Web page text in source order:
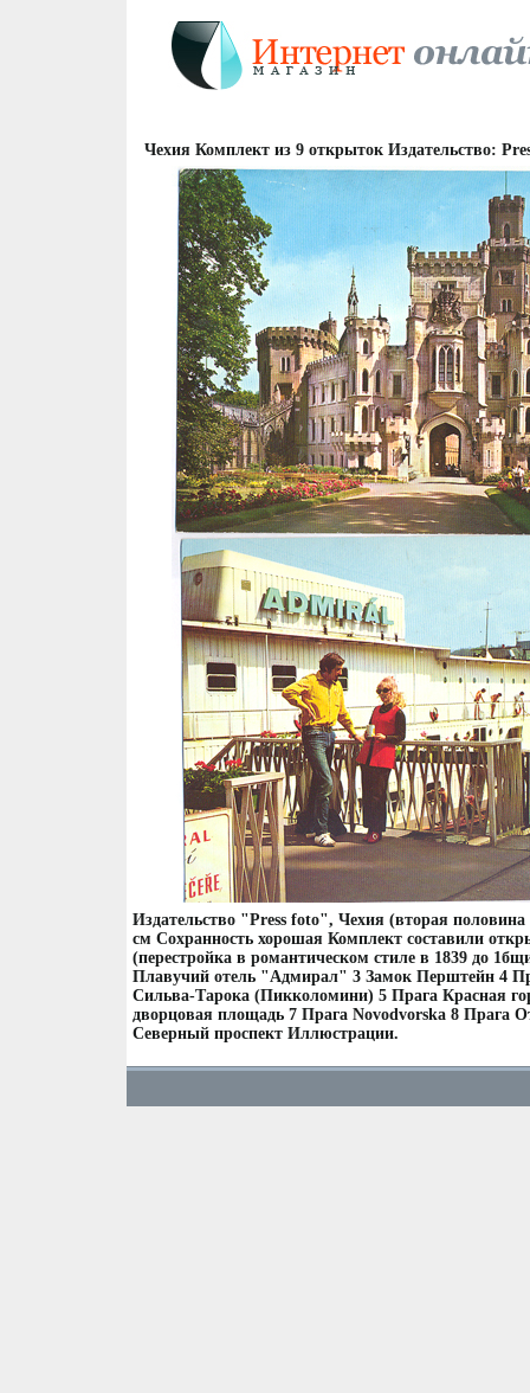
Чехия Комплект из 9 открыток Издательство:
Издательство "Press foto", Чехия (вторая
см Сохранность хорошая Комплект составили
(перестройка в романтическом стиле в 1839 до
Плавучий отель "Адмирал" 3 Замок Перштейн 4
Сильва-Тарока (Пикколомини) 5 Прага Красная
дворцовая площадь 7 Прага Novodvorska 8 Прага
Северный проспект Иллюстрации.